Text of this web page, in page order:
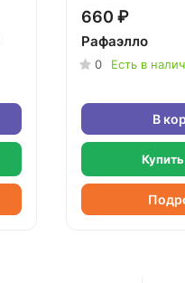
660 ₽
Рафаэлло
0 Есть в
В